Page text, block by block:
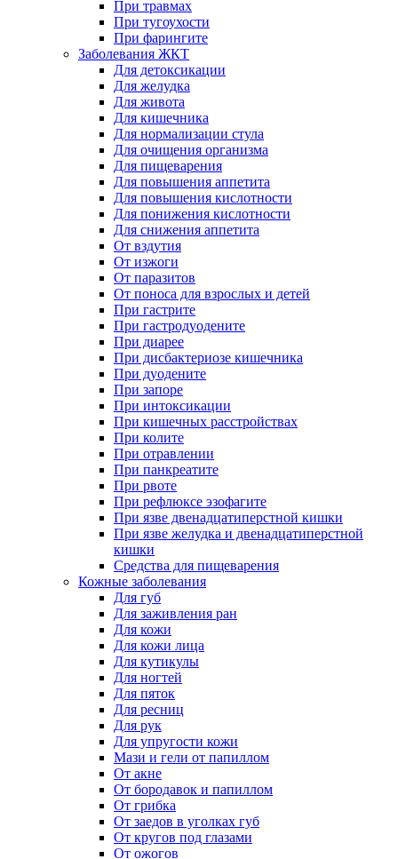
При травмах
При тугоухости
При фарингите
Заболевания ЖКТ
Для детоксикации
Для желудка
Для живота
Для кишечника
Для нормализации стула
Для очищения организма
Для пищеварения
Для повышения аппетита
Для повышения кислотности
Для понижения кислотности
Для снижения аппетита
От вздутия
От изжоги
От паразитов
От поноса для взрослых и детей
При гастрите
При гастродуодените
При диарее
При дисбактериозе кишечника
При дуодените
При запоре
При интоксикации
При кишечных расстройствах
При колите
При отравлении
При панкреатите
При рвоте
При рефлюксе эзофагите
При язве двенадцатиперстной кишки
При язве желудка и двенадцатиперстной
кишки
Средства для пищеварения
Кожные заболевания
Для губ
Для заживления ран
Для кожи
Для кожи лица
Для кутикулы
Для ногтей
Для пяток
Для ресниц
Для рук
Для упругости кожи
Мази и гели от папиллом
От акне
От бородавок и папиллом
От грибка
От заедов в уголках губ
От кругов под глазами
От ожогов